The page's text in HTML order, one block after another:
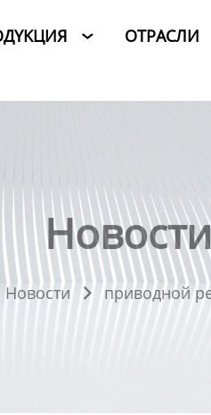
 ОТРАСЛИ
Новости
Новости  приводной